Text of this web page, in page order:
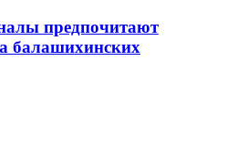
предпочитают
балашихинских